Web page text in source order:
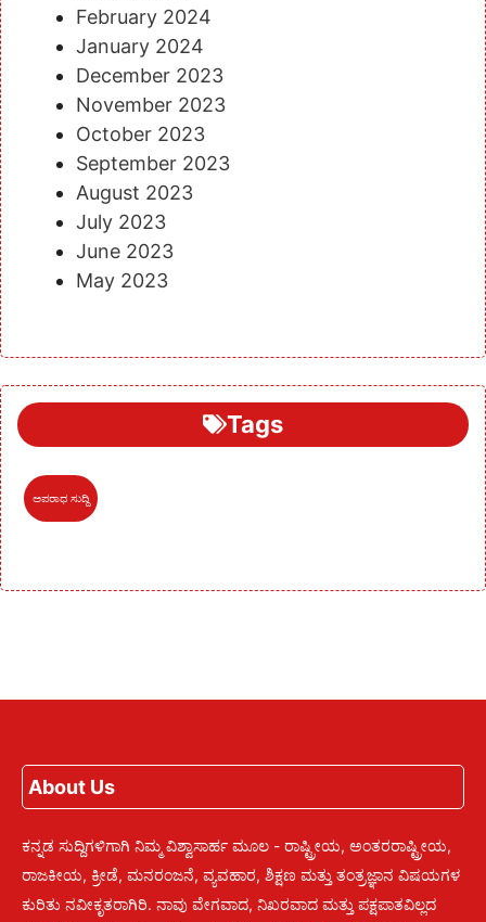
February 2024
January 2024
December 2023
November 2023
October 2023
September 2023
August 2023
July 2023
June 2023
May 2023
Tags
ಅಪರಾಧ ಸುದ್ದಿ
About Us
ಕನ್ನಡ ಸುದ್ದಿಗಳಿಗಾಗಿ ನಿಮ್ಮ ವಿಶ್ವಾಸಾರ್ಹ ಮೂಲ - ರಾಷ್ಟ್ರೀಯ, ಅಂತರರಾಷ್ಟ್ರೀಯ,
ರಾಜಕೀಯ, ಕ್ರೀಡೆ, ಮನರಂಜನೆ, ವ್ಯವಹಾರ, ಶಿಕ್ಷಣ ಮತ್ತು ತಂತ್ರಜ್ಞಾನ ವಿಷಯಗಳ
ಕುರಿತು ನವೀಕೃತರಾಗಿರಿ. ನಾವು ವೇಗವಾದ, ನಿಖರವಾದ ಮತ್ತು ಪಕ್ಷಪಾತವಿಲ್ಲದ